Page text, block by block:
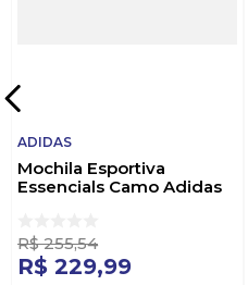
ADIDAS
Mochila Esportiva
Essencials Camo Adidas
R$ 255,54
R$ 229,99